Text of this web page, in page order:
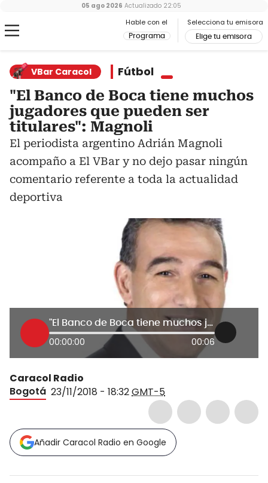
Hable con el
Programa
Selecciona tu emisora
Elige tu emisora
05 ago 2026 Actualizado 22:05
VBar Caracol Fútbol
"El Banco de Boca tiene muchos
jugadores que pueden ser
titulares": Magnoli
El periodista argentino Adrián Magnoli
acompaño a El VBar y no dejo pasar ningún
comentario referente a toda la actualidad
deportiva
"El Banco de Boca tiene muchos jugadores que pueden ser titulares": Magnoli
00:00:00 00:06
Caracol Radio
Bogotá 23/11/2018 - 18:32GMT-5
Añadir Caracol Radio en Google